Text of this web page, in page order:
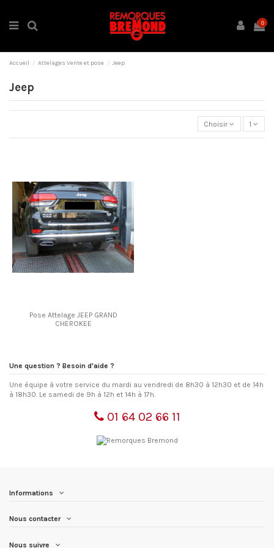
0
Accueil Attelages Vente et pose Jeep
Jeep
Choisir 1
Pose Attelage JEEP GRAND
CHEROKEE
Une question ? Besoin d'aide ?
Une équipe à votre service du mardi au vendredi de 8h30 à 12h30 et de 14h
à 18h30. Le samedi de 9h à 12h et 14h à 17h.
01 64 02 66 11
Informations
Nous contacter
Nous suivre